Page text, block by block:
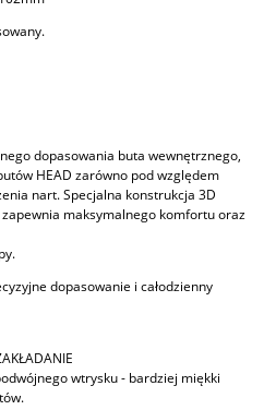
dopasowania buta wewnętrznego,
HEAD zarówno pod względem
nart. Specjalna konstrukcja 3D
maksymalnego komfortu oraz
dopasowanie i całodzienny
wtrysku - bardziej miękki